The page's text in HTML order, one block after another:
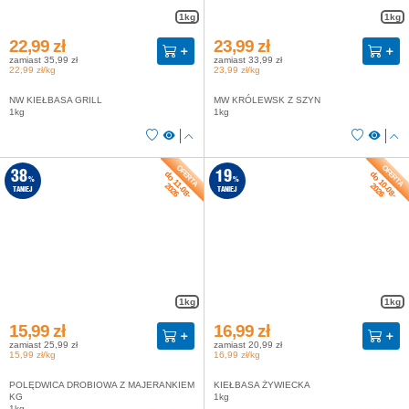
1kg
22,99 zł
zamiast 35,99 zł
22,99 zł/kg
NW KIEŁBASA GRILL
1kg
1kg
23,99 zł
zamiast 33,99 zł
23,99 zł/kg
MW KRÓLEWSK Z SZYN
1kg
1kg
do 11-08-
2026
38%
TANIEJ
15,99 zł
zamiast 25,99 zł
15,99 zł/kg
POLĘDWICA DROBIOWA Z MAJERANKIEM
KG
1kg
do 10-08-
2026
19%
TANIEJ
16,99 zł
zamiast 20,99 zł
16,99 zł/kg
KIEŁBASA ŻYWIECKA
1kg